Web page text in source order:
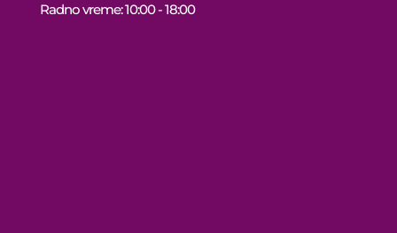
Radno vreme: 10:00 - 18:00